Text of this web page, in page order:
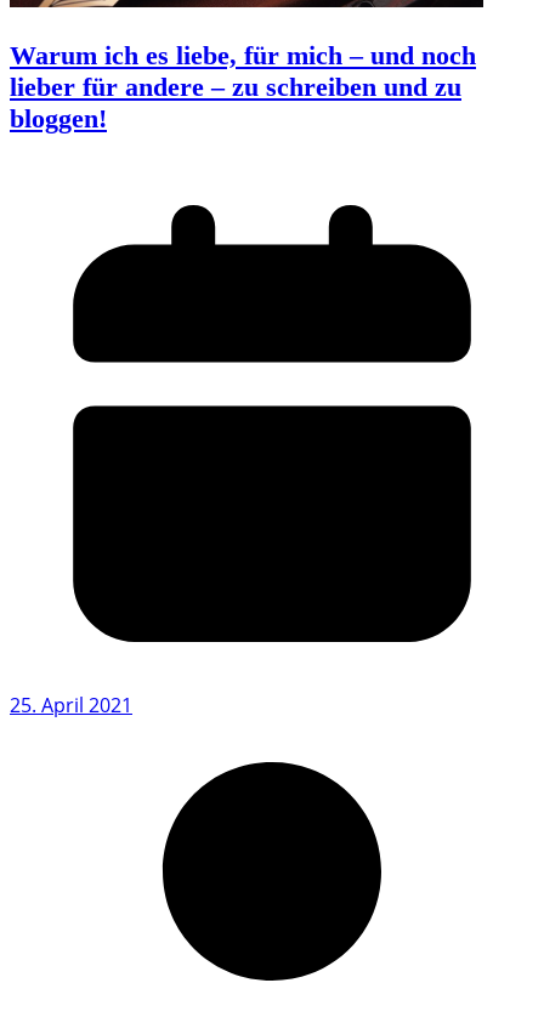
Warum ich es liebe, für mich – und noch
lieber für andere – zu schreiben und zu
bloggen!
25. April 2021